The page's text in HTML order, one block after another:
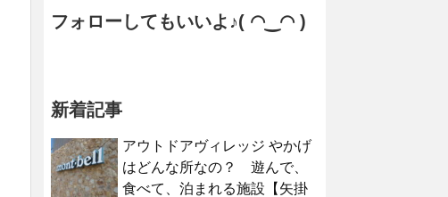
フォローしてもいいよ♪( ◠‿◠ )
新着記事
アウトドアヴィレッジ やかげ
はどんな所なの？ 遊んで、
食べて、泊まれる施設【矢掛